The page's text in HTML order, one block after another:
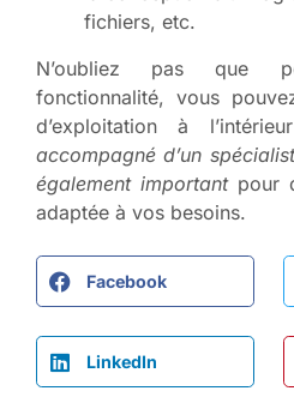
fichiers, etc.
N’oubliez pas que
fonctionnalité, vous
d’exploitation à
accompagné d’un
également importantpour
adaptée à vos besoins.
Facebook
LinkedIn